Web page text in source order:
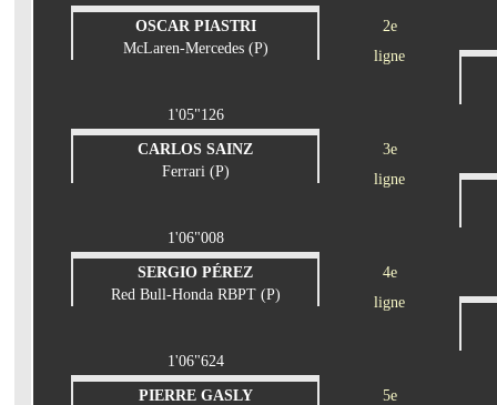
OSCAR PIASTRI
McLaren-Mercedes (P)
2e
ligne
1'05"126
CARLOS SAINZ
Ferrari (P)
3e
ligne
1'06"008
SERGIO PÉREZ
Red Bull-Honda RBPT (P)
4e
ligne
1'06"624
PIERRE GASLY
5e